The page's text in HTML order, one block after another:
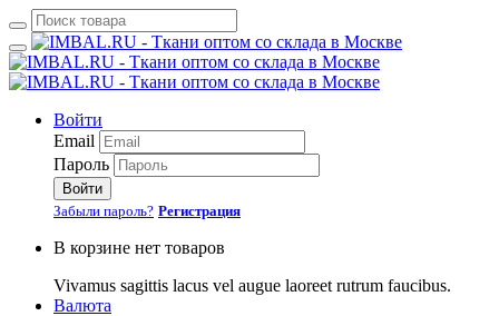
Войти
Email
Пароль
Войти
Забыли пароль? Регистрация
В корзине нет товаров
Vivamus sagittis lacus vel augue laoreet rutrum faucibus.
Валюта